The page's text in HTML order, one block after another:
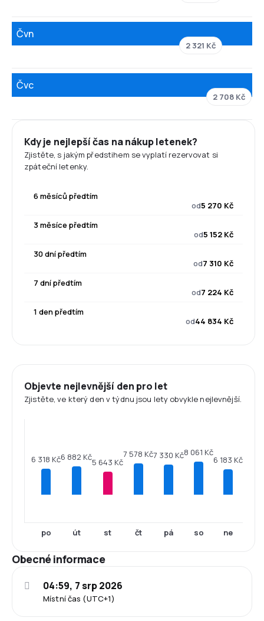
Čvn
2 321 Kč
Čvc
2 708 Kč
Kdy je nejlepší čas na nákup letenek?
Zjistěte, s jakým předstihem se vyplatí rezervovat si
zpáteční letenky.
6 měsíců předtím
od5 270 Kč
3 měsíce předtím
od5 152 Kč
30 dní předtím
od7 310 Kč
7 dní předtím
od7 224 Kč
1 den předtím
od44 834 Kč
Objevte nejlevnější den pro let
Zjistěte, ve který den v týdnu jsou lety obvykle nejlevnější.
6 318 Kč
po
6 882 Kč
út
5 643 Kč
st
7 578 Kč
čt
7 330 Kč
pá
8 061 Kč
so
6 183 Kč
ne
Obecné informace
Místní čas (UTC+1)
04:59, 7 srp 2026